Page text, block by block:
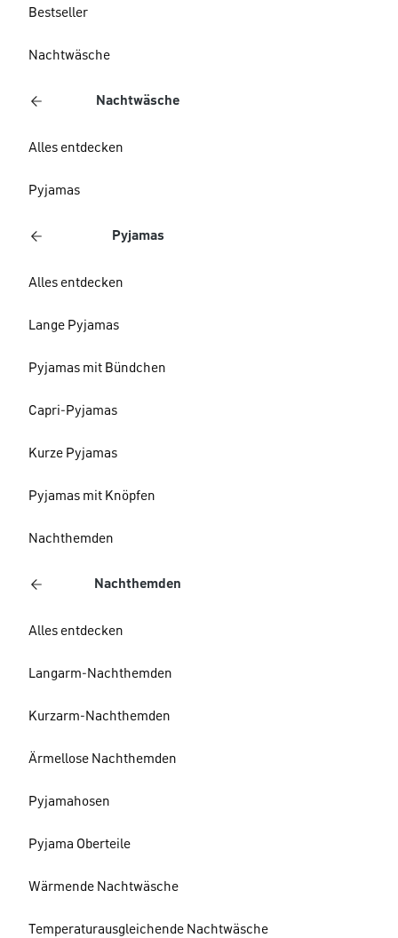
Bestseller
Nachtwäsche
Nachtwäsche
Alles entdecken
Pyjamas
Pyjamas
Alles entdecken
Lange Pyjamas
Pyjamas mit Bündchen
Capri-Pyjamas
Kurze Pyjamas
Pyjamas mit Knöpfen
Nachthemden
Nachthemden
Alles entdecken
Langarm-Nachthemden
Kurzarm-Nachthemden
Ärmellose Nachthemden
Pyjamahosen
Pyjama Oberteile
Wärmende Nachtwäsche
Temperaturausgleichende Nachtwäsche